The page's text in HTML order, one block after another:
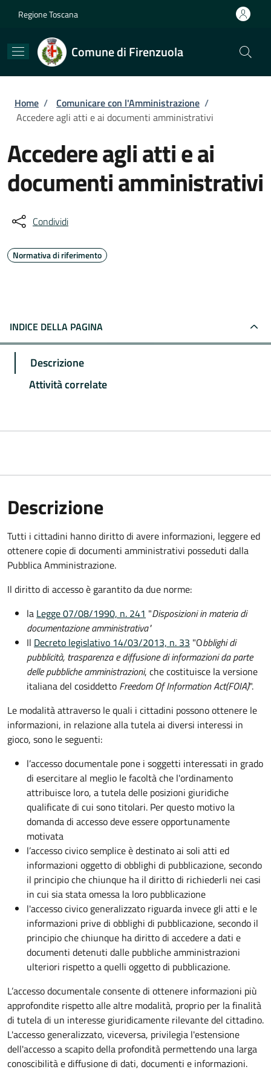
Regione Toscana
Comune di Firenzuola
Briciole di pane
Home / Comunicare con l'Amministrazione /
Accedere agli atti e ai documenti amministrativi
Accedere agli atti e ai
documenti amministrativi
Condividi
Normativa di riferimento
INDICE DELLA PAGINA
Descrizione
Attività correlate
Descrizione
Tutti i cittadini hanno diritto di avere informazioni, leggere ed
ottenere copie di documenti amministrativi posseduti dalla
Pubblica Amministrazione.
Il diritto di accesso è garantito da due norme:
la Legge 07/08/1990, n. 241 "Disposizioni in materia di
documentazione amministrativa"
Il Decreto legislativo 14/03/2013, n. 33 "Obblighi di
pubblicità, trasparenza e diffusione di informazioni da parte
delle pubbliche amministrazioni, che costituisce la versione
italiana del cosiddetto Freedom Of Information Act(FOIA)".
Le modalità attraverso le quali i cittadini possono ottenere le
informazioni, in relazione alla tutela ai diversi interessi in
gioco, sono le seguenti:
l’accesso documentale pone i soggetti interessati in grado
di esercitare al meglio le facoltà che l'ordinamento
attribuisce loro, a tutela delle posizioni giuridiche
qualificate di cui sono titolari. Per questo motivo la
domanda di accesso deve essere opportunamente
motivata
l’accesso civico semplice è destinato ai soli atti ed
informazioni oggetto di obblighi di pubblicazione, secondo
il principio che chiunque ha il diritto di richiederli nei casi
in cui sia stata omessa la loro pubblicazione
l'accesso civico generalizzato riguarda invece gli atti e le
informazioni prive di obblighi di pubblicazione, secondo il
principio che chiunque ha diritto di accedere a dati e
documenti detenuti dalle pubbliche amministrazioni
ulteriori rispetto a quelli oggetto di pubblicazione.
L’accesso documentale consente di ottenere informazioni più
approfondite rispetto alle altre modalità, proprio per la finalità
di tutela di un interesse giuridicamente rilevante del cittadino.
L'accesso generalizzato, viceversa, privilegia l'estensione
dell'accesso a scapito della profondità permettendo una larga
conoscibilità e diffusione di dati, documenti e informazioni.